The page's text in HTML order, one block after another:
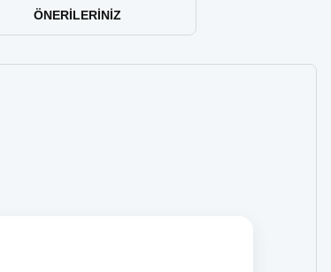
ÖNERILERINIZ